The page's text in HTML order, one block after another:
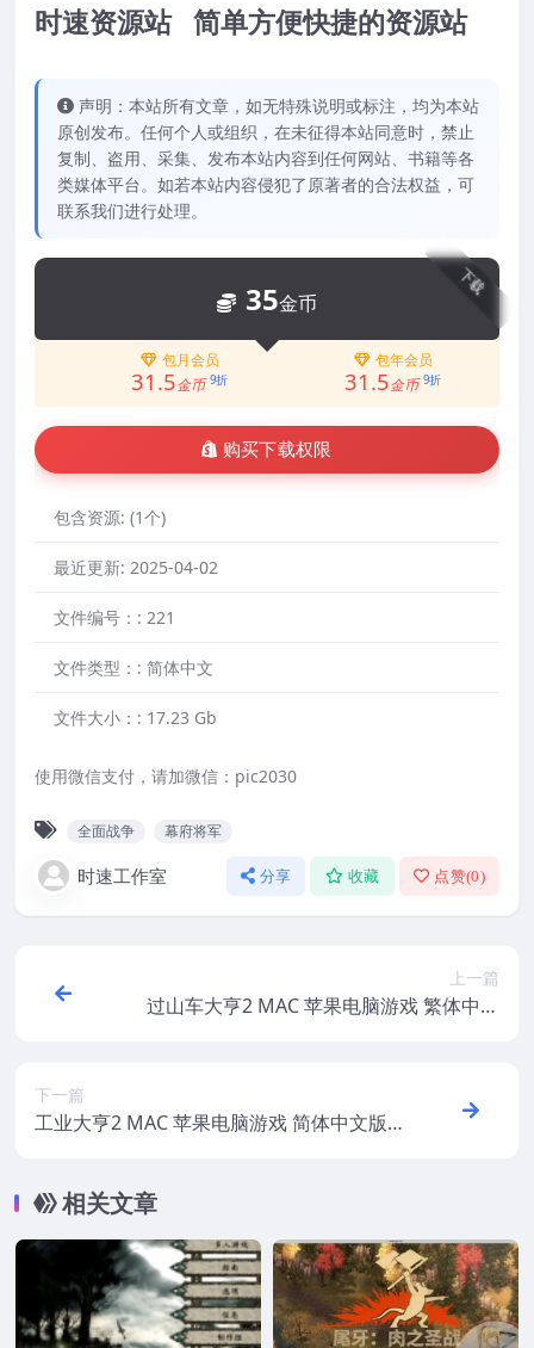
时速资源站 简单方便快捷的资源站
声明：本站所有文章，如无特殊说明或标注，均为本站
原创发布。任何个人或组织，在未征得本站同意时，禁止
复制、盗用、采集、发布本站内容到任何网站、书籍等各
类媒体平台。如若本站内容侵犯了原著者的合法权益，可
联系我们进行处理。
下载
35金币
包月会员
31.5金币 9折
包年会员
31.5金币 9折
购买下载权限
包含资源: (1个)
最近更新: 2025-04-02
文件编号：: 221
文件类型：: 简体中文
文件大小：: 17.23 Gb
使用微信支付，请加微信：pic2030
全面战争 幕府将军
时速工作室 分享 收藏 点赞(0)
上一篇
过山车大亨2 MAC 苹果电脑游戏 繁体中文
下一篇
工业大亨2 MAC 苹果电脑游戏 简体中文版
相关文章